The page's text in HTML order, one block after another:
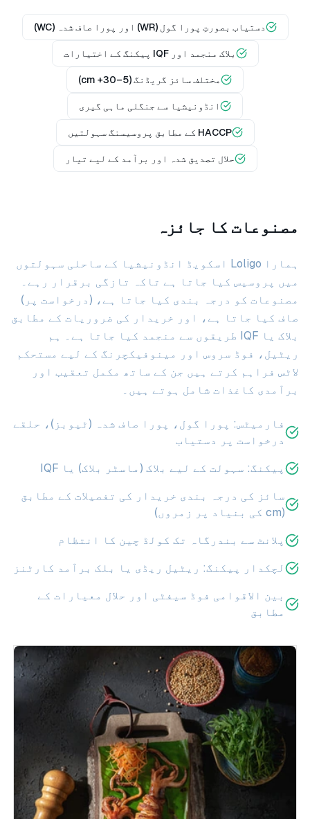
دستیاب بصورتِ پورا گول (WR) اور پورا صاف شدہ (WC)
بلاک منجمد اور IQF پیکنگ کے اختیارات
مختلف سائز گریڈنگ (5–30+ cm)
انڈونیشیا سے جنگلی ماہی گیری
HACCP کے مطابق پروسیسنگ سہولتیں
حلال تصدیق شدہ اور برآمد کے لیے تیار
مصنوعات کا جائزہ
ہمارا Loligo اسکویڈ انڈونیشیا کے ساحلی سہولتوں
میں پروسیس کیا جاتا ہے تاکہ تازگی برقرار رہے۔
مصنوعات کو درجہ بندی کیا جاتا ہے، (درخواست پر)
صاف کیا جاتا ہے، اور خریدار کی ضروریات کے مطابق
بلاک یا IQF طریقوں سے منجمد کیا جاتا ہے۔ ہم
ریٹیل، فوڈ سروس اور مینوفیکچرنگ کے لیے مستحکم
لاٹس فراہم کرتے ہیں جن کے ساتھ مکمل تعقیب اور
برآمدی کاغذات شامل ہوتے ہیں۔
فارمیٹس: پورا گول، پورا صاف شدہ (ٹیوبز)، حلقے
درخواست پر دستیاب
پیکنگ: سہولت کے لیے بلاک (ماسٹر بلاک) یا IQF
سائز کی درجہ بندی خریدار کی تفصیلات کے مطابق
(cm کی بنیاد پر زمروں)
پلانٹ سے بندرگاہ تک کولڈ چین کا انتظام
لچکدار پیکنگ: ریٹیل ریڈی یا بلک برآمد کارٹنز
بین الاقوامی فوڈ سیفٹی اور حلال معیارات کے
مطابق